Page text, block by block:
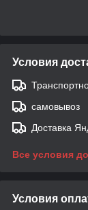
Условия
самовывоз
Доставка
Все условия
Условия